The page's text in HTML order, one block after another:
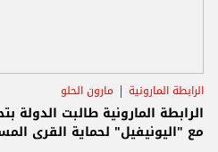
الرابطة المارونية مارون الحلو
الرابطة المارونية طالبت الدولة
مع "اليونيفيل" لحماية القرى